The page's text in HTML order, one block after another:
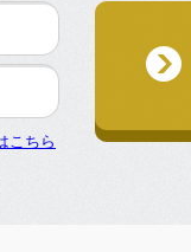
こちら